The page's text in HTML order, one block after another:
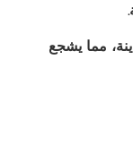
مما يشجع